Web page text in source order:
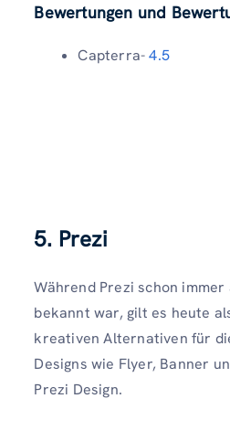
Bewertungen und
Capterra-4.5
5. Prezi
Während Prezi schon
bekannt war, gilt es heute
kreativen Alternativen für
Designs wie Flyer, Banner
Prezi Design.